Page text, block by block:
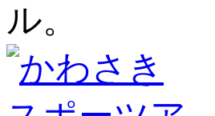
ル。